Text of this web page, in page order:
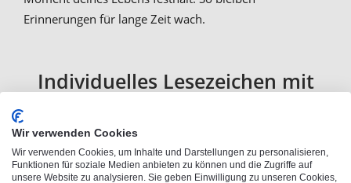
Erinnerungen für lange Zeit wach.
Individuelles Lesezeichen mit
Wunschtext bedrucken
Wir verwenden Cookies
Wir verwenden Cookies, um Inhalte und Darstellungen zu personalisieren,
Funktionen für soziale Medien anbieten zu können und die Zugriffe auf
unsere Website zu analysieren. Sie geben Einwilligung zu unseren Cookies,